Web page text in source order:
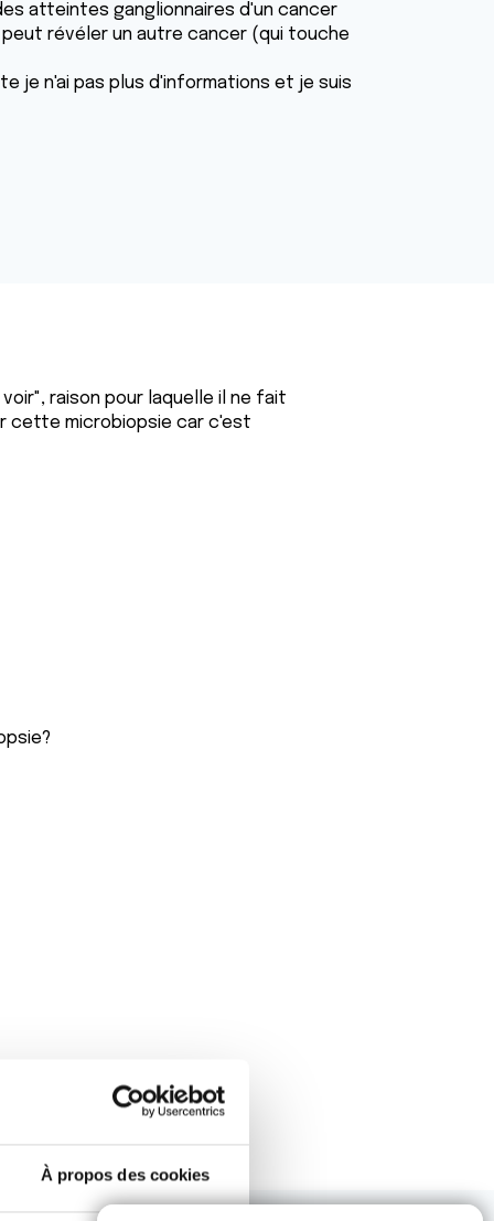
À propos des cookies
atteintes ganglionnaires d'un cancer
peut révéler un autre cancer (qui touche
je n'ai pas plus d'informations et je suis
raison pour laquelle il ne fait
cette microbiopsie car c'est